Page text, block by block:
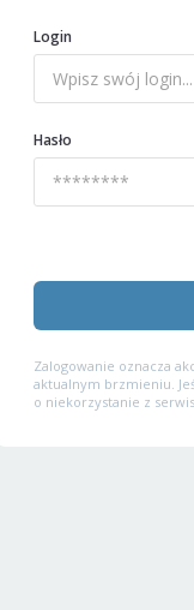
Login
Hasło
Zalogowanie oznacza
aktualnym brzmieniu.
o niekorzystanie z